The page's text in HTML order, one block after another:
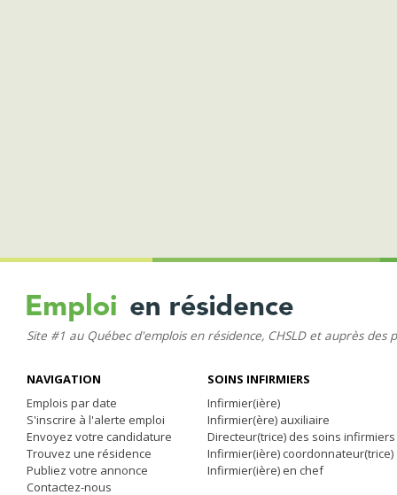
Site #1 au Québec d'emplois en résidence, CHSLD et auprès des
NAVIGATION
Emplois par date
S'inscrire à l'alerte emploi
Envoyez votre candidature
Trouvez une résidence
Publiez votre annonce
Contactez-nous
SOINS INFIRMIERS
Infirmier(ière)
Infirmier(ère) auxiliaire
Directeur(trice) des soins infirmiers
Infirmier(ière) coordonnateur(trice)
Infirmier(ière) en chef